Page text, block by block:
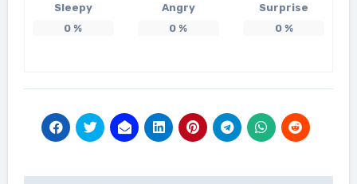
Sleepy
0 %
Angry
0 %
Surprise
0%